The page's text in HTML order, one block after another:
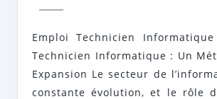
Emploi Technicien Informatique
Technicien Informatique : Un
Expansion Le secteur de
constante évolution, et le rôle